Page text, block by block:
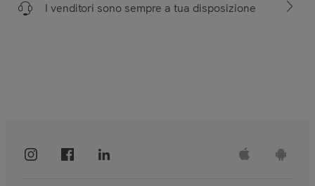
I venditori sono sempre a tua disposizione